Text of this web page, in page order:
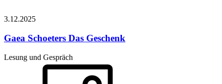
3.12.2025
Gaea Schoeters Das Geschenk
Lesung und Gespräch